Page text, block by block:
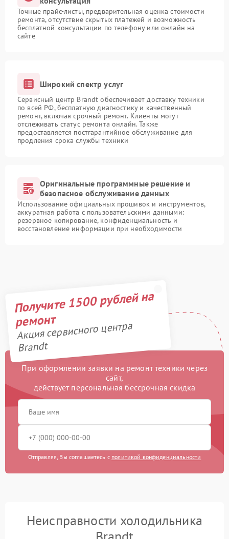
Точные прайс-листы, предварительная оценка стоимости
ремонта, отсутствие скрытых платежей и возможность
бесплатной консультации по телефону или онлайн на
сайте
Широкий спектр услуг
Сервисный центр Brandt обеспечивает доставку техники
по всей РФ, бесплатную диагностику и качественный
ремонт, включая срочный ремонт. Клиенты могут
отслеживать статус ремонта онлайн. Также
предоставляется постгарантийное обслуживание для
продления срока службы техники
Оригинальные программные решение и
безопасное обслуживание данных
Использование официальных прошивок и инструментов,
аккуратная работа с пользовательскими данными:
резервное копирование, конфиденциальность и
восстановление информации при необходимости
Получите 1500 рублей на
ремонт
Акция сервисного центра
Brandt
При оформлении заявки на ремонт техники через
сайт,
действует персональная бессрочная скидка
Отправляя, Вы соглашаетесь с политикой конфиденциальности
Неисправности холодильника